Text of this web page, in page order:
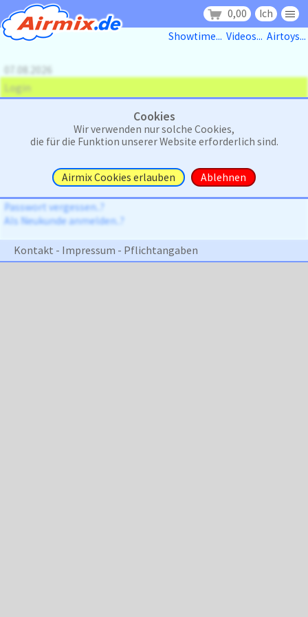
0,00
Ich
Showtime... Videos... Airtoys...
Login
Passwort:
Passwort vergessen..?
Als Neukunde anmelden..?
Kontakt - Impressum - Pflichtangaben
Cookies
Wir verwenden nur solche Cookies,
die für die Funktion unserer Website erforderlich sind.
Airmix Cookies erlauben Ablehnen